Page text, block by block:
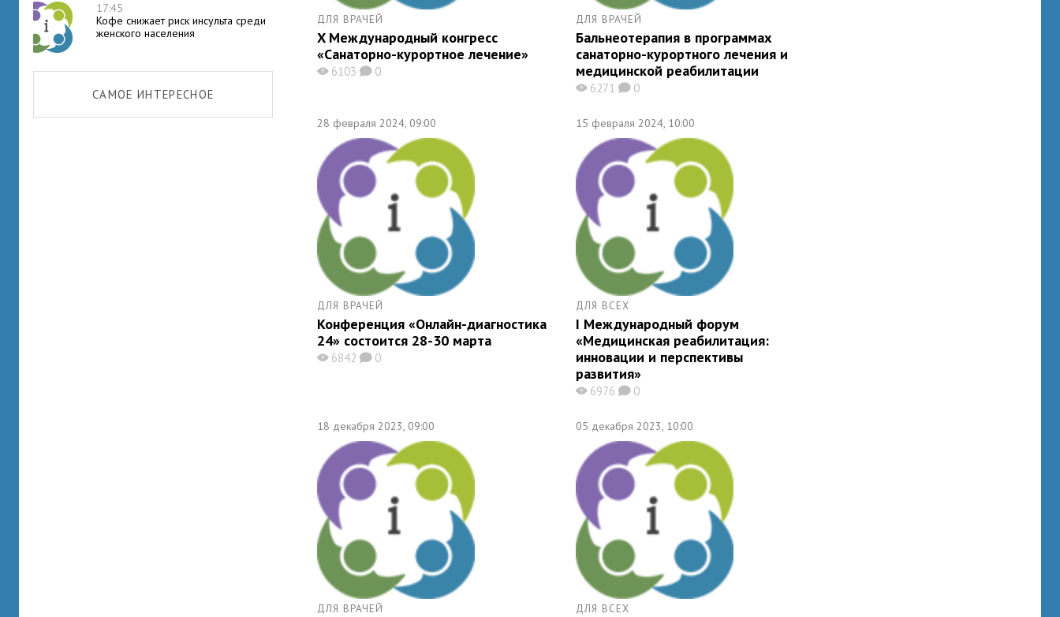
17:45
Кофе снижает риск инсульта среди
женского населения
САМОЕ ИНТЕРЕСНОЕ
ДЛЯ ВРАЧЕЙ
X Международный конгресс
«Санаторно-курортное лечение»
X6103K0
ДЛЯ ВРАЧЕЙ
Бальнеотерапия в программах
санаторно-курортного лечения и
медицинской реабилитации
X6271 K0
28 февраля 2024, 09:00
ДЛЯ ВРАЧЕЙ
Конференция «Онлайн-диагностика
24» состоится 28-30 марта
X6842K0
15 февраля 2024, 10:00
ДЛЯ ВСЕХ
I Международный форум
«Медицинская реабилитация:
инновации и перспективы
развития»
X6976 K0
18 декабря 2023, 09:00
ДЛЯ ВРАЧЕЙ
05 декабря 2023, 10:00
ДЛЯ ВСЕХ